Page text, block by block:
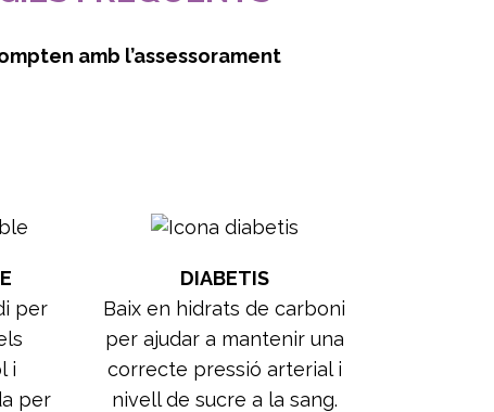
amb l’assessorament
per
i
per
DIABETIS
Baix en hidrats de carboni
per ajudar a mantenir una
correcte pressió arterial i
nivell de sucre a la sang.